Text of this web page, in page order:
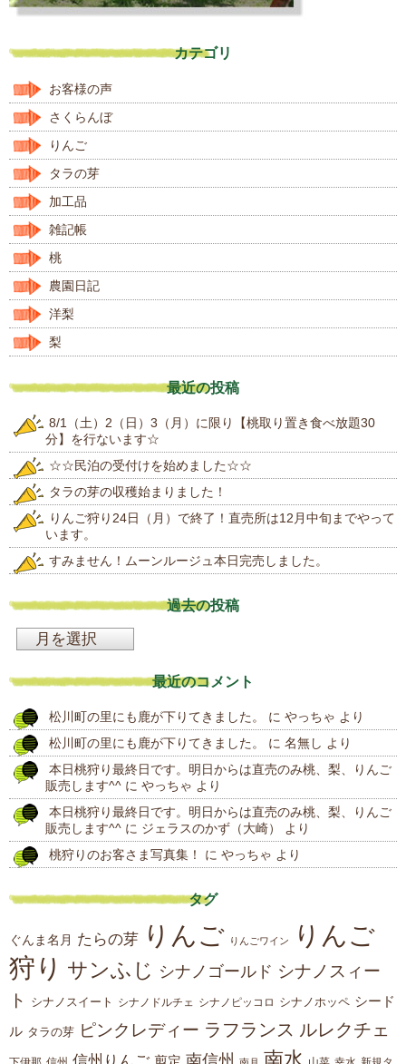
カテゴリ
お客様の声
さくらんぼ
りんご
タラの芽
加工品
雑記帳
桃
農園日記
洋梨
梨
最近の投稿
8/1（土）2（日）3（月）に限り【桃取り置き食べ放題30
分】を行ないます☆
☆☆民泊の受付けを始めました☆☆
タラの芽の収穫始まりました！
りんご狩り24日（月）で終了！直売所は12月中旬までやって
います。
すみません！ムーンルージュ本日完売しました。
過去の投稿
投
稿
最近のコメント
松川町の里にも鹿が下りてきました。 に やっちゃ より
松川町の里にも鹿が下りてきました。
に 名無し より
本日桃狩り最終日です。明日からは直売のみ桃、梨、りんご
販売します^^ に やっちゃ より
本日桃狩り最終日です。明日からは直売のみ桃、梨、りんご
販売します^^ に ジェラスのかず（大崎）
より
桃狩りのお客さま写真集！
に やっちゃ より
タグ
ぐんま名月 たらの芽 りんご りんごワイン
りんご
狩り サンふじ シナノゴールド シナノスィー
ト
シナノスイート シナノドルチェ シナノピッコロ シナノホッペ シード
ル タラの芽 ピンクレディー ラフランス ルレクチェ
剪定 南信州 南水